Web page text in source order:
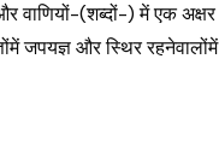
वाणियों-(शब्दों-) में एक अक्षर
जपयज्ञ और स्थिर रहनेवालोंमें